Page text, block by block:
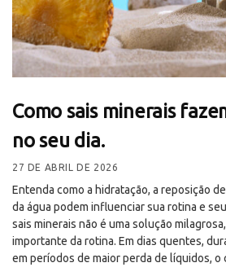
Como sais minerais
no seu dia.
27 DE ABRIL DE 2026
Entenda como a hidratação, a reposição
da água podem influenciar sua rotina e
sais minerais não é uma solução
importante da rotina. Em dias quentes,
em períodos de maior perda de líquidos,